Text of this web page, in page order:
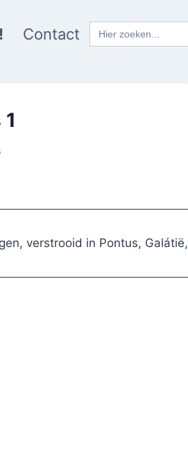
Contact
Zoek
naar:
verstrooid in Pontus, Galátië,